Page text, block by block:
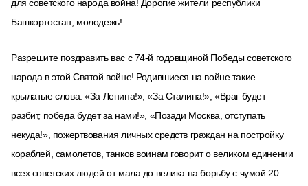
для советского народа война! Дорогие жители республики
Башкортостан, молодежь!
Разрешите поздравить вас с 74-й годовщиной Победы советского
народа в этой Святой войне! Родившиеся на войне такие
крылатые слова: «За Ленина!», «За Сталина!», «Враг будет
разбит, победа будет за нами!», «Позади Москва, отступать
некуда!», пожертвования личных средств граждан на постройку
кораблей, самолетов, танков воинам говорит​ о великом единении
всех советских людей от мала до велика на борьбу с чумой 20